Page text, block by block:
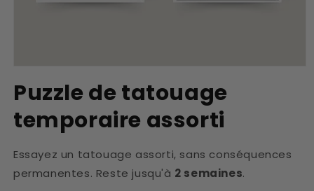
média
1
dans
une
Puzzle de tatouage
temporaire assorti
Essayez un tatouage assorti, sans conséquences
permanentes. Reste jusqu'à 2 semaines.